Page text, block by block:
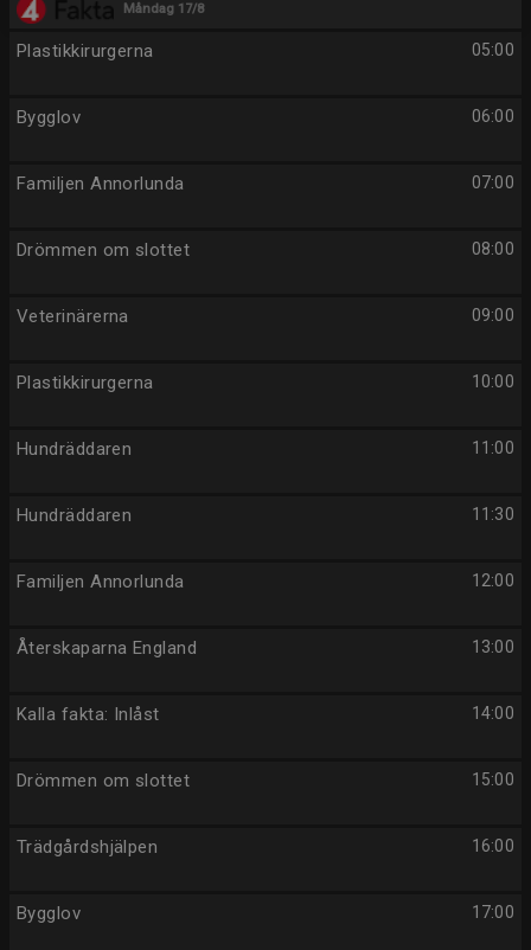
Måndag 17/8
05:00
Plastikkirurgerna
06:00
Bygglov
07:00
Familjen Annorlunda
08:00
Drömmen om slottet
09:00
Veterinärerna
10:00
Plastikkirurgerna
11:00
Hundräddaren
11:30
Hundräddaren
12:00
Familjen Annorlunda
13:00
Återskaparna England
14:00
Kalla fakta: Inlåst
15:00
Drömmen om slottet
16:00
Trädgårdshjälpen
17:00
Bygglov